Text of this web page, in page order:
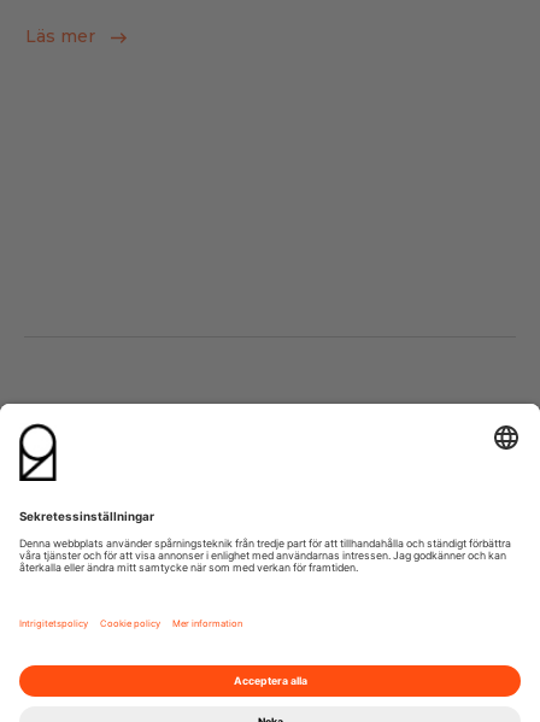
Läs mer
120 31 Stockholm
+46 8 600 37 21